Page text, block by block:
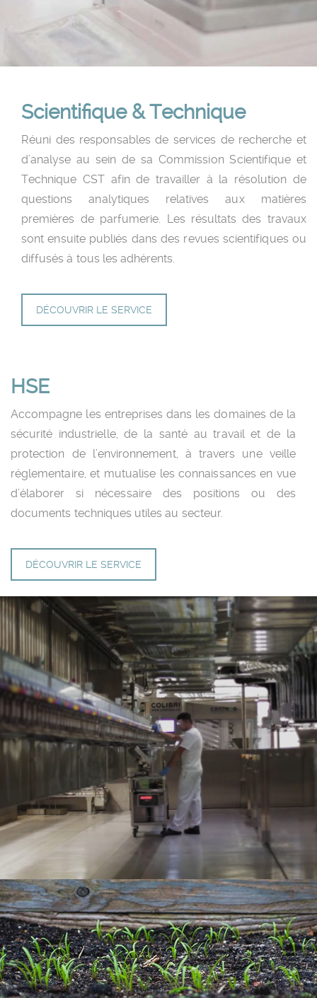
Scientifique & Technique
Réuni des responsables de services de recherche et
d’analyse au sein de sa Commission Scientifique et
Technique CST afin de travailler à la résolution de
questions analytiques relatives aux matières
premières de parfumerie. Les résultats des travaux
sont ensuite publiés dans des revues scientifiques ou
diffusés à tous les adhérents.
DÉCOUVRIR LE SERVICE
HSE
Accompagne les entreprises dans les domaines de la
sécurité industrielle, de la santé au travail et de la
protection de l’environnement, à travers une veille
réglementaire, et mutualise les connaissances en vue
d’élaborer si nécessaire des positions ou des
documents techniques utiles au secteur.
DÉCOUVRIR LE SERVICE